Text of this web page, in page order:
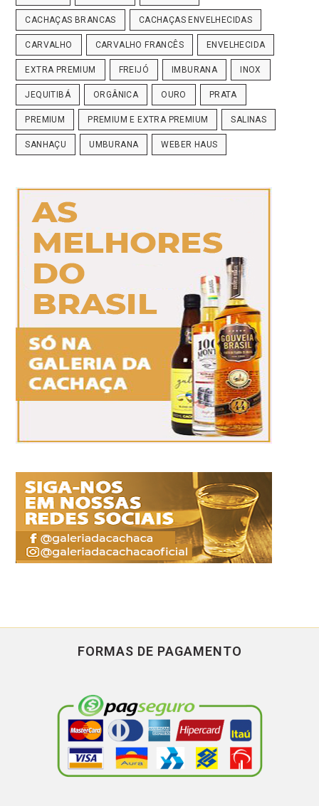
CACHAÇAS BRANCAS CACHAÇAS ENVELHECIDAS
CARVALHO CARVALHO FRANCÊS ENVELHECIDA
EXTRA PREMIUM FREIJÓ IMBURANA INOX
JEQUITIBÁ ORGÂNICA OURO PRATA
PREMIUM PREMIUM E EXTRA PREMIUM SALINAS
SANHAÇU UMBURANA WEBER HAUS
FORMAS DE PAGAMENTO